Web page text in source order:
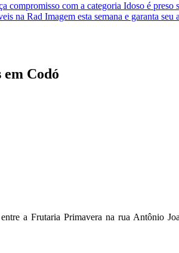
compromisso com a categoria Idoso é preso
na Rad Imagem esta semana e garanta seu
Codó
a Frutaria Primavera na rua Antônio